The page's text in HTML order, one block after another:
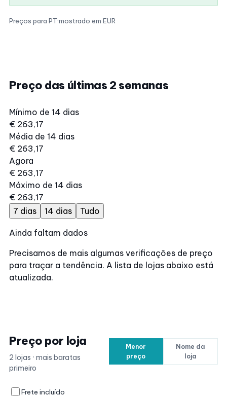
Preços para PT·mostrado em EUR
Preço das últimas 2 semanas
Mínimo de 14 dias
€ 263,17
Média de 14 dias
€ 263,17
Agora
€ 263,17
Máximo de 14 dias
€ 263,17
7 dias
14 dias Tudo
Ainda faltam dados
Precisamos de mais algumas verificações de preço
para traçar a tendência. A lista de lojas abaixo está
atualizada.
Preço por loja
2 lojas · mais baratas
primeiro
Menor
preço
Nome da
loja
Frete incluído